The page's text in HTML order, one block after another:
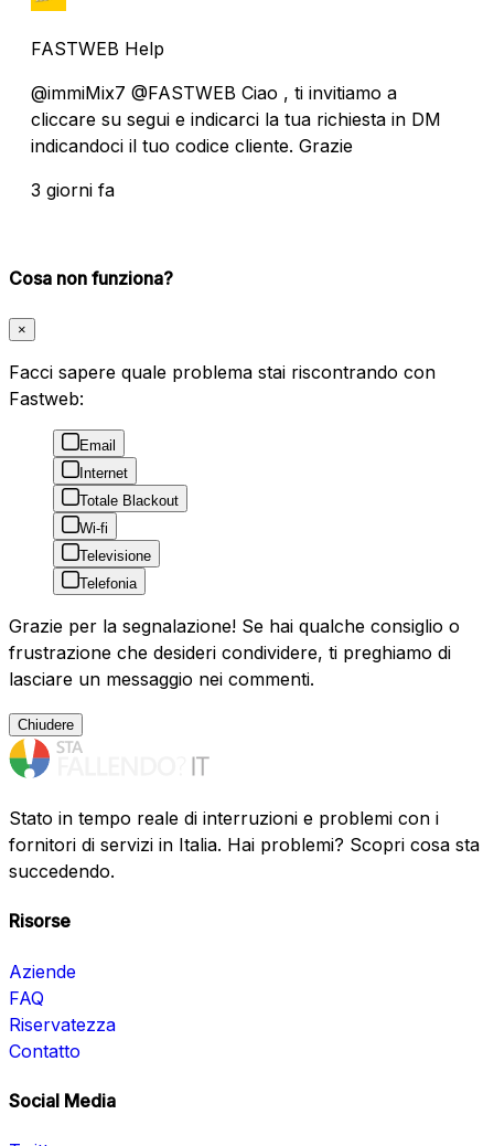
FASTWEB Help
@immiMix7 @FASTWEB Ciao , ti invitiamo a
cliccare su segui e indicarci la tua richiesta in DM
indicandoci il tuo codice cliente. Grazie
3 giorni fa
Cosa non funziona?
×
Facci sapere quale problema stai riscontrando con
Fastweb:
Email
Internet
Totale Blackout
Wi-fi
Televisione
Telefonia
Grazie per la segnalazione! Se hai qualche consiglio o
frustrazione che desideri condividere, ti preghiamo di
lasciare un messaggio nei commenti.
Chiudere
Stato in tempo reale di interruzioni e problemi con i
fornitori di servizi in Italia. Hai problemi? Scopri cosa sta
succedendo.
Risorse
Aziende
FAQ
Riservatezza
Contatto
Social Media